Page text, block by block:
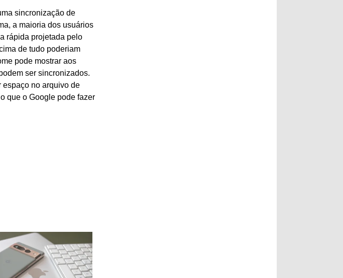
sincronização de
a maioria dos usuários
rápida projetada pelo
de tudo poderiam
pode mostrar aos
ser sincronizados.
espaço no arquivo de
que o Google pode fazer